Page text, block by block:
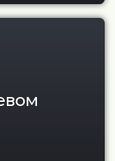
фасадов и террас